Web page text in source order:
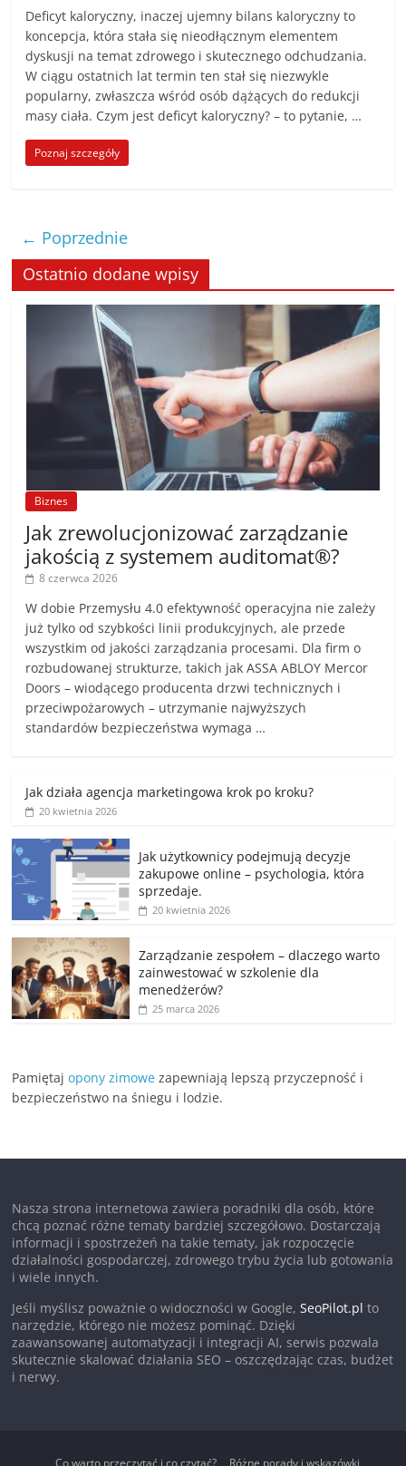
Deficyt kaloryczny, inaczej ujemny bilans kaloryczny to
koncepcja, która stała się nieodłącznym elementem
dyskusji na temat zdrowego i skutecznego odchudzania.
W ciągu ostatnich lat termin ten stał się niezwykle
popularny, zwłaszcza wśród osób dążących do redukcji
masy ciała. Czym jest deficyt kaloryczny? – to pytanie, …
Poznaj szczegóły
← Poprzednie
Ostatnio dodane wpisy
Biznes
Jak zrewolucjonizować zarządzanie
jakością z systemem auditomat®?
8 czerwca 2026
W dobie Przemysłu 4.0 efektywność operacyjna nie zależy
już tylko od szybkości linii produkcyjnych, ale przede
wszystkim od jakości zarządzania procesami. Dla firm o
rozbudowanej strukturze, takich jak ASSA ABLOY Mercor
Doors – wiodącego producenta drzwi technicznych i
przeciwpożarowych – utrzymanie najwyższych
standardów bezpieczeństwa wymaga …
Jak działa agencja marketingowa krok po kroku?
20 kwietnia 2026
Jak użytkownicy podejmują decyzje
zakupowe online – psychologia, która
sprzedaje.
20 kwietnia 2026
Zarządzanie zespołem – dlaczego warto
zainwestować w szkolenie dla
menedżerów?
25 marca 2026
Pamiętajopony zimowe zapewniają lepszą przyczepność i
bezpieczeństwo na śniegu i lodzie.
Nasza strona internetowa zawiera poradniki dla osób, które
chcą poznać różne tematy bardziej szczegółowo. Dostarczają
informacji i spostrzeżeń na takie tematy, jak rozpoczęcie
działalności gospodarczej, zdrowego trybu życia lub gotowania
i wiele innych.
Jeśli myślisz poważnie o widoczności w Google,SeoPilot.pl to
narzędzie, którego nie możesz pominąć. Dzięki
zaawansowanej automatyzacji i integracji AI, serwis pozwala
skutecznie skalować działania SEO – oszczędzając czas, budżet
i nerwy.